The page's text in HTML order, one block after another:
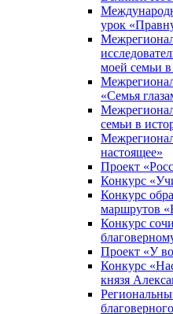
урок
моей семьи
«Семья
семьи в
настоящее»
Проект
Конкурс
Конкурс
маршрутов
Конкурс
Проект «У
Конкурс
князя